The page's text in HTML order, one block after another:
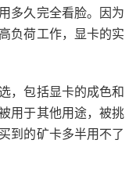
多久完全看脸。因为
负荷工作，显卡的实
，包括显卡的成色和
用于其他用途，被挑
到的矿卡多半用不了